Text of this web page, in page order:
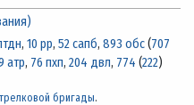
, 10 рр, 52 сапб, 893 обс(707
атр, 76 пхп, 204 двл, 774 (222)
бригады.